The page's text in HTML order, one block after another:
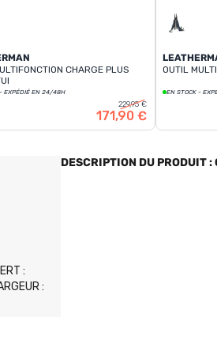
CHARGE PLUS
- EXPÉDIÉ EN 24/48H
229,95 €
171,90 €
OUTIL
EN STOCK -
:
:
DESCRIPTION DU PRODUIT